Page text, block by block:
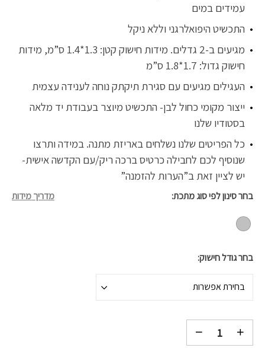
עמידים במים
התכשיט היפואלרגני וללא ניקל
מגיעים ב-2 גדלים. מידות חישוק קטן: 1.3*1.4 ס”מ, מידות
חישוק גדול: 1.7*1.8 ס”מ
העגילים מגיעים עם סגירת תיקתק נוחה לענידה עצמית
ייצור מקומי כחול לבן- התכשיט מיוצר בעבודת יד מלאה
בסטודיו שלנו
כל הפריטים שלנו נשלחים באריזת מתנה. במידה ותרצו
שנוסיף לכם לחבילה כרטיס ברכה ריק/עם הקדשה אישית-
יש לציין זאת ב”הערות להזמנה”
בחר סינון לפי סוג מתכת מדריך מידות
בחר גודל חישוק
בחירת אפשרות